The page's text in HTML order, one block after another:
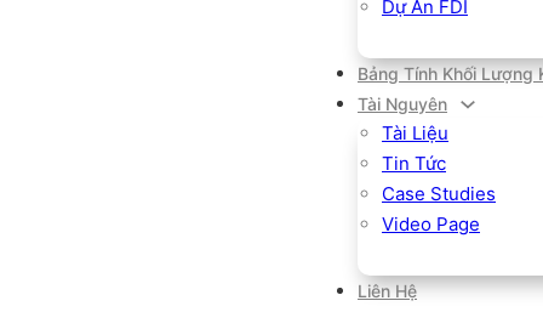
Dự Án FDI
Bảng Tính Khối Lượng
Tài Nguyên
Tài Liệu
Tin Tức
Case Studies
Video Page
Liên Hệ